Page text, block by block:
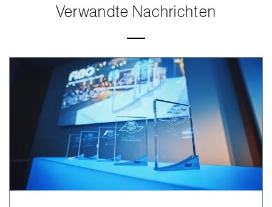
Verwandte Nachrichten